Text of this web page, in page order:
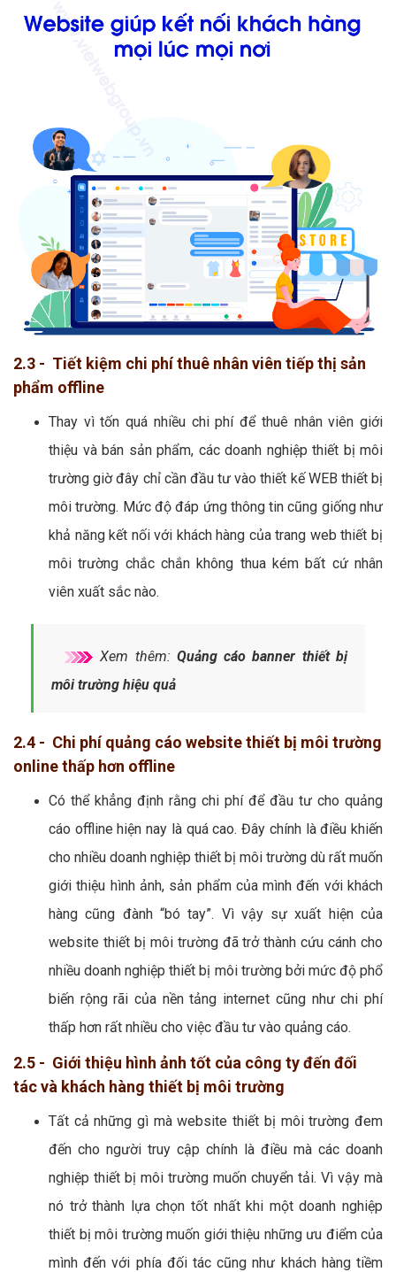
2.3 - Tiết kiệm chi phí thuê nhân viên tiếp thị sản
phẩm offline
Thay vì tốn quá nhiều chi phí để thuê nhân viên giới
thiệu và bán sản phẩm, các doanh nghiệp thiết bị môi
trường giờ đây chỉ cần đầu tư vào thiết kế WEB thiết bị
môi trường. Mức độ đáp ứng thông tin cũng giống như
khả năng kết nối với khách hàng của trang web thiết bị
môi trường chắc chắn không thua kém bất cứ nhân
viên xuất sắc nào.
Xem thêm: Quảng cáo banner thiết bị
môi trường hiệu quả
2.4 - Chi phí quảng cáo website thiết bị môi trường
online thấp hơn offline
Có thể khẳng định rằng chi phí để đầu tư cho quảng
cáo offline hiện nay là quá cao. Đây chính là điều khiến
cho nhiều doanh nghiệp thiết bị môi trường dù rất muốn
giới thiệu hình ảnh, sản phẩm của mình đến với khách
hàng cũng đành “bó tay”. Vì vậy sự xuất hiện của
website thiết bị môi trường đã trở thành cứu cánh cho
nhiều doanh nghiệp thiết bị môi trường bởi mức độ phổ
biến rộng rãi của nền tảng internet cũng như chi phí
thấp hơn rất nhiều cho việc đầu tư vào quảng cáo.
2.5 - Giới thiệu hình ảnh tốt của công ty đến đối
tác và khách hàng thiết bị môi trường
Tất cả những gì mà website thiết bị môi trường đem
đến cho người truy cập chính là điều mà các doanh
nghiệp thiết bị môi trường muốn chuyển tải. Vì vậy mà
nó trở thành lựa chọn tốt nhất khi một doanh nghiệp
thiết bị môi trường muốn giới thiệu những ưu điểm của
mình đến với phía đối tác cũng như khách hàng tiềm